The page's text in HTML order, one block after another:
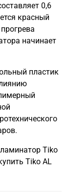
0,6
красный
начинает
пластик
Tiko
Tiko AL